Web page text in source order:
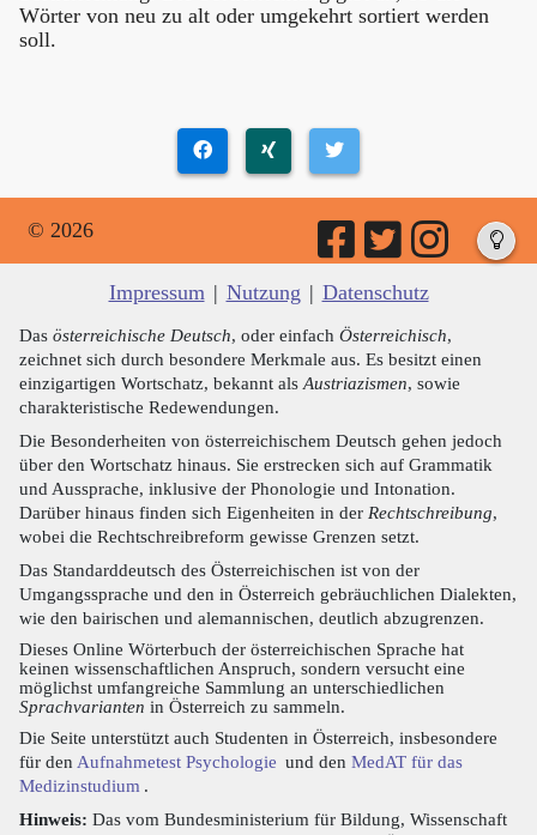
Wörter von neu zu alt oder umgekehrt sortiert werden
soll.
© 2026
Impressum | Nutzung | Datenschutz
Das österreichische Deutsch, oder einfach Österreichisch,
zeichnet sich durch besondere Merkmale aus. Es besitzt einen
einzigartigen Wortschatz, bekannt als Austriazismen, sowie
charakteristische Redewendungen.
Die Besonderheiten von österreichischem Deutsch gehen jedoch
über den Wortschatz hinaus. Sie erstrecken sich auf Grammatik
und Aussprache, inklusive der Phonologie und Intonation.
Darüber hinaus finden sich Eigenheiten in der Rechtschreibung,
wobei die Rechtschreibreform gewisse Grenzen setzt.
Das Standarddeutsch des Österreichischen ist von der
Umgangssprache und den in Österreich gebräuchlichen Dialekten,
wie den bairischen und alemannischen, deutlich abzugrenzen.
Dieses Online Wörterbuch der österreichischen Sprache hat
keinen wissenschaftlichen Anspruch, sondern versucht eine
möglichst umfangreiche Sammlung an unterschiedlichen
Sprachvarianten in Österreich zu sammeln.
Die Seite unterstützt auch Studenten in Österreich, insbesondere
für den Aufnahmetest Psychologie und den MedAT für das
Medizinstudium .
Hinweis: Das vom Bundesministerium für Bildung, Wissenschaft